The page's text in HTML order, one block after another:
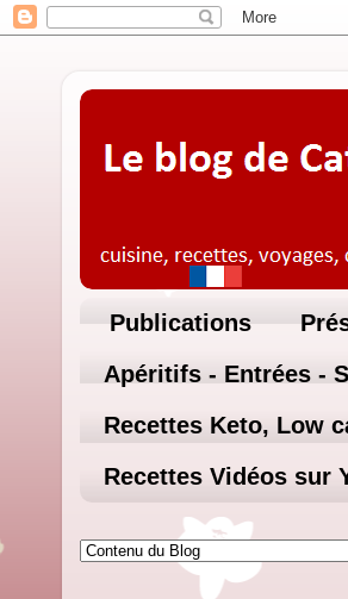
Publications
Apéritifs - Entrées -
Recettes Keto, Low
Recettes Vidéos sur